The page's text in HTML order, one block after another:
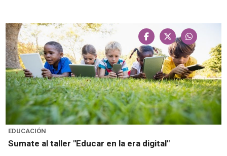
EDUCACIÓN
Sumate al taller "Educar en la era digital"